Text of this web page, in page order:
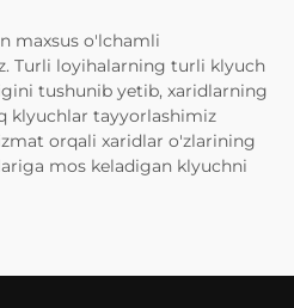
maxsus o'lchamli
Turli loyihalarning turli klyuch
tushunib yetib, xaridlarning
klyuchlar tayyorlashimiz
orqali xaridlar o'zlarining
mos keladigan klyuchni